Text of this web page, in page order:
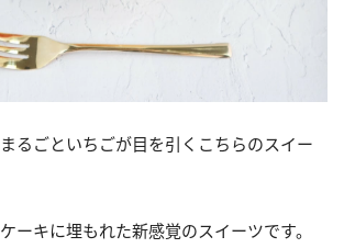
るごといちごが目を引くこちらのスイー
ーキに埋もれた新感覚のスイーツです。